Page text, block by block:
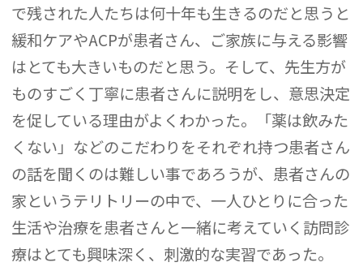
で残された人たちは何十年も生きるのだと思うと
緩和ケアやACPが患者さん、ご家族に与える影響
はとても大きいものだと思う。そして、先生方が
ものすごく丁寧に患者さんに説明をし、意思決定
を促している理由がよくわかった。「薬は飲みた
くない」などのこだわりをそれぞれ持つ患者さん
の話を聞くのは難しい事であろうが、患者さんの
家というテリトリーの中で、一人ひとりに合った
生活や治療を患者さんと一緒に考えていく訪問診
療はとても興味深く、刺激的な実習であった。